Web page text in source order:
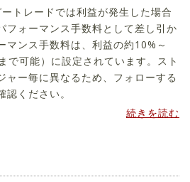
トレードでは利益が発生した場合
フォーマンス手数料として差し引か
マンス手数料は、利益の約10%～
で可能）に設定されています。スト
ャー毎に異なるため、フォローする
ください。
続きを読む